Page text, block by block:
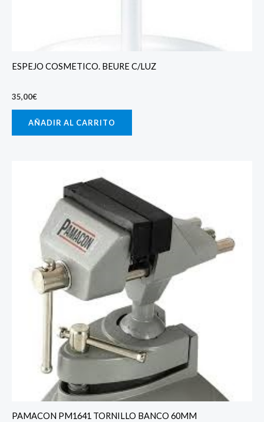
ESPEJO COSMETICO. BEURE C/LUZ
35,00€
AÑADIR AL CARRITO
PAMACON PM1641 TORNILLO BANCO 60MM